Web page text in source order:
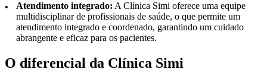
Atendimento integrado: A Clínica Simi oferece uma equipe
multidisciplinar de profissionais de saúde, o que permite um
atendimento integrado e coordenado, garantindo um cuidado
abrangente e eficaz para os pacientes.
O diferencial da Clínica Simi